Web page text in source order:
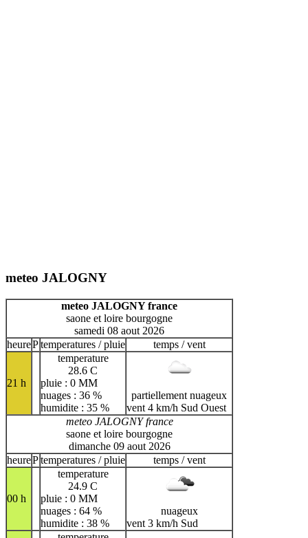
meteo JALOGNY
meteo JALOGNY france
saone et loire bourgogne
samedi 08 aout 2026
heurePtemperatures / pluie temps / vent
21 h
temperature
28.6 C
pluie : 0 MM
nuages : 36 %
humidite : 35 %
partiellement nuageux
vent 4 km/h Sud Ouest
meteo JALOGNY france
saone et loire bourgogne
dimanche 09 aout 2026
heurePtemperatures / pluie temps / vent
00 h
temperature
24.9 C
pluie : 0 MM
nuages : 64 %
humidite : 38 %
nuageux
vent 3 km/h Sud